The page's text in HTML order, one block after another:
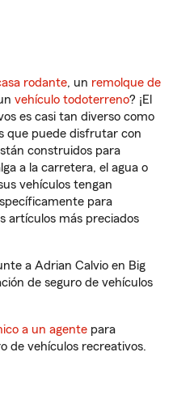
rodante, un remolque de
vehículo todoterreno? ¡El
es casi tan diverso como
que puede disfrutar con
construidos para
a la carretera, el agua o
vehículos tengan
para
artículos más preciados
a Adrian Calvio en Big
de seguro de vehículos
a un agente para
de vehículos recreativos.